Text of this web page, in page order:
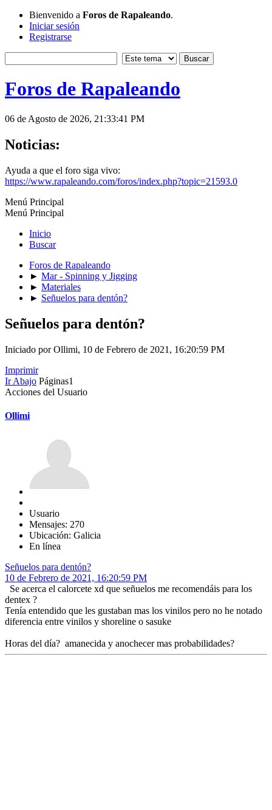
Bienvenido a Foros de Rapaleando.
Iniciar sesión
Registrarse
Foros de Rapaleando
06 de Agosto de 2026, 21:33:41 PM
Noticias:
Ayuda a que el foro siga vivo:
https://www.rapaleando.com/foros/index.php?topic=21593.0
Menú Principal
Menú Principal
Inicio
Buscar
Foros de Rapaleando
► Mar - Spinning y Jigging
► Materiales
► Señuelos para dentón?
Señuelos para dentón?
Iniciado por Ollimi, 10 de Febrero de 2021, 16:20:59 PM
Imprimir
Ir Abajo Páginas1
Acciones del Usuario
Ollimi
Usuario
Mensajes: 270
Ubicación: Galicia
En línea
Señuelos para dentón?
10 de Febrero de 2021, 16:20:59 PM
Se acerca el calorcete xd que señuelos me recomendáis para los
dentex ?
Tenía entendido que les gustaban mas los vinilos pero no he notado
diferencia entre vinilos y shoreline o sasuke
Horas del día? amanecida y anochecer mas probabilidades?